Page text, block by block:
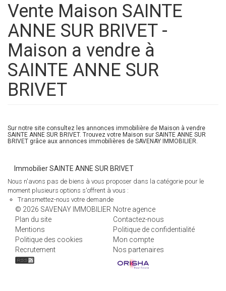
Vente Maison SAINTE
ANNE SUR BRIVET -
Maison a vendre à
SAINTE ANNE SUR
BRIVET
Sur notre site consultez les annonces immobilière de Maison à vendre
SAINTE ANNE SUR BRIVET. Trouvez votre Maison sur SAINTE ANNE SUR
BRIVET grâce aux annonces immobilières de SAVENAY IMMOBILIER.
Immobilier SAINTE ANNE SUR BRIVET
Nous n'avons pas de biens à vous proposer dans la catégorie pour le
moment plusieurs options s'offrent à vous :
Transmettez-nous votre demande
© 2026 SAVENAY IMMOBILIER Notre agence
Plan du site
Contactez-nous
Mentions
Politique de confidentialité
Politique des cookies
Mon compte
Recrutement
Nos partenaires